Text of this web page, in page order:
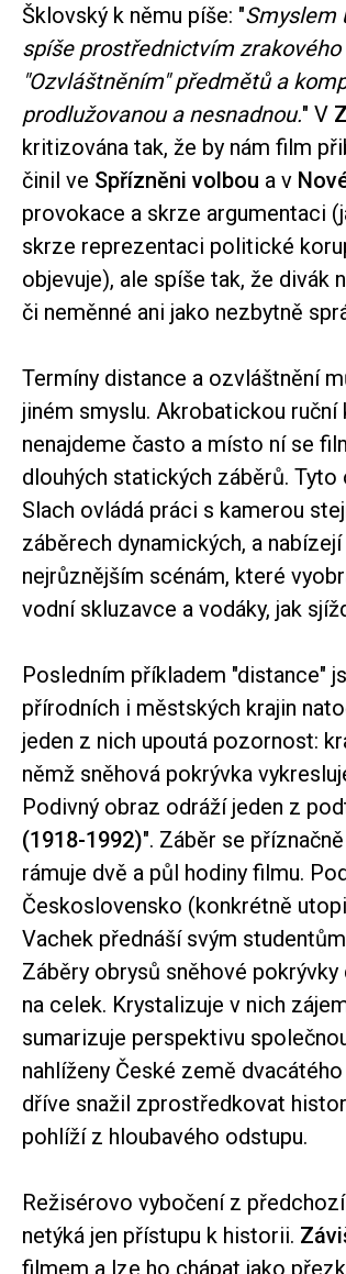
Šklovský k němu píše: "Smyslem
spíše prostřednictvím
"Ozvláštněním" předmětů a
prodlužovanou a nesnadnou." V
kritizována tak, že by nám film
činil ve Spřízněni volbou a v
provokace a skrze argumentaci
skrze reprezentaci politické
objevuje), ale spíše tak, že divák
či neměnné ani jako nezbytně
Termíny distance a ozvláštnění
jiném smyslu. Akrobatickou
nenajdeme často a místo ní se
dlouhých statických záběrů.
Slach ovládá práci s kamerou
záběrech dynamických, a
nejrůznějším scénám, které
vodní skluzavce a vodáky, jak
Posledním příkladem "distance"
přírodních i městských krajin
jeden z nich upoutá pozornost:
němž sněhová pokrývka
Podivný obraz odráží jeden z
(1918-1992)". Záběr se
rámuje dvě a půl hodiny filmu.
Československo (konkrétně
Vachek přednáší svým
Záběry obrysů sněhové
na celek. Krystalizuje v nich
sumarizuje perspektivu
nahlíženy České země
dříve snažil zprostředkovat
pohlíží z hloubavého odstupu.
Režisérovo vybočení z
netýká jen přístupu k historii.
filmem a lze ho chápat jako